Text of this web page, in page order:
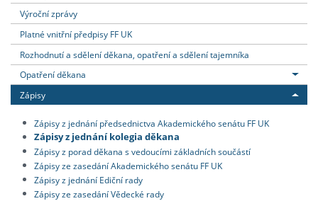
Výroční zprávy
Platné vnitřní předpisy FF UK
Rozhodnutí a sdělení děkana, opatření a sdělení tajemníka
Opatření děkana
Zápisy
Zápisy z jednání předsednictva Akademického senátu FF UK
Zápisy z jednání kolegia děkana
Zápisy z porad děkana s vedoucími základních součástí
Zápisy ze zasedání Akademického senátu FF UK
Zápisy z jednání Ediční rady
Zápisy ze zasedání Vědecké rady